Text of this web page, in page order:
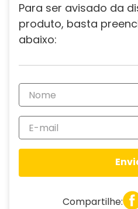
Para ser avisado da
produto, basta
abaixo:
Compartilhe: